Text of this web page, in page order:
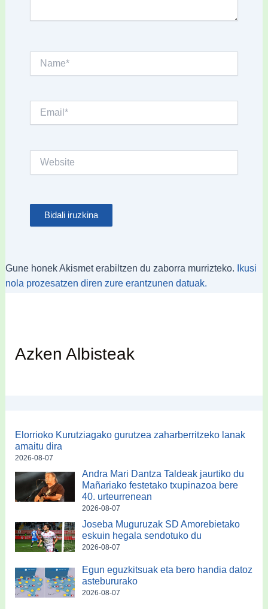
Email*
Gune honek Akismet erabiltzen du zaborra murrizteko.
Ikusi
nola prozesatzen diren zure erantzunen datuak.
Azken Albisteak
Elorrioko Kurutziagako gurutzea zaharberritzeko lanak
amaitu dira
2026-08-07
Andra Mari Dantza Taldeak jaurtiko du
Mañariako festetako txupinazoa bere
40. urteurrenean
2026-08-07
Joseba Muguruzak SD Amorebietako
eskuin hegala sendotuko du
2026-08-07
Egun eguzkitsuak eta bero handia datoz
astebururako
2026-08-07